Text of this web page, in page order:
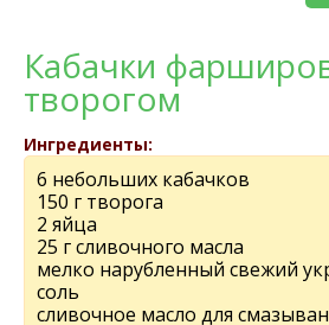
Кабачки
творогом
Ингредиенты:
6 небольших кабачков
150 г творога
2 яйца
25 г сливочного масла
мелко нарубленный свежий
соль
сливочное масло для